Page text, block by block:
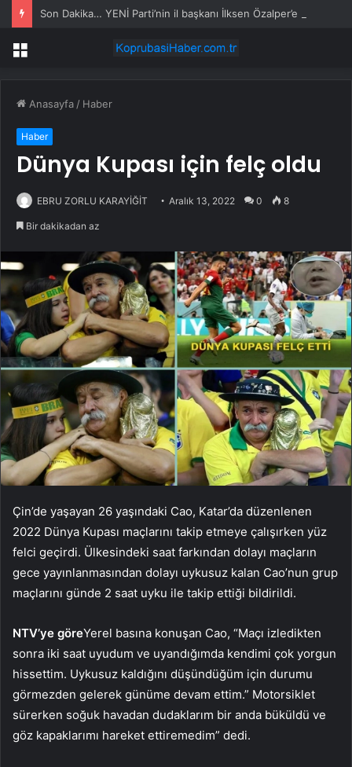
Menü
Anasayfa / Haber
Haber
Dünya Kupası için felç oldu
EBRU ZORLU KARAYİĞİT Aralık 13, 2022 0 8
Bir dakikadan az
Çin’de yaşayan 26 yaşındaki Cao, Katar’da düzenlenen
2022 Dünya Kupası maçlarını takip etmeye çalışırken yüz
felci geçirdi. Ülkesindeki saat farkından dolayı maçların
gece yayınlanmasından dolayı uykusuz kalan Cao’nun grup
maçlarını günde 2 saat uyku ile takip ettiği bildirildi.
NTV’ye göreYerel basına konuşan Cao, “Maçı izledikten
sonra iki saat uyudum ve uyandığımda kendimi çok yorgun
hissettim. Uykusuz kaldığını düşündüğüm için durumu
görmezden gelerek günüme devam ettim.” Motorsiklet
sürerken soğuk havadan dudaklarım bir anda büküldü ve
göz kapaklarımı hareket ettiremedim” dedi.